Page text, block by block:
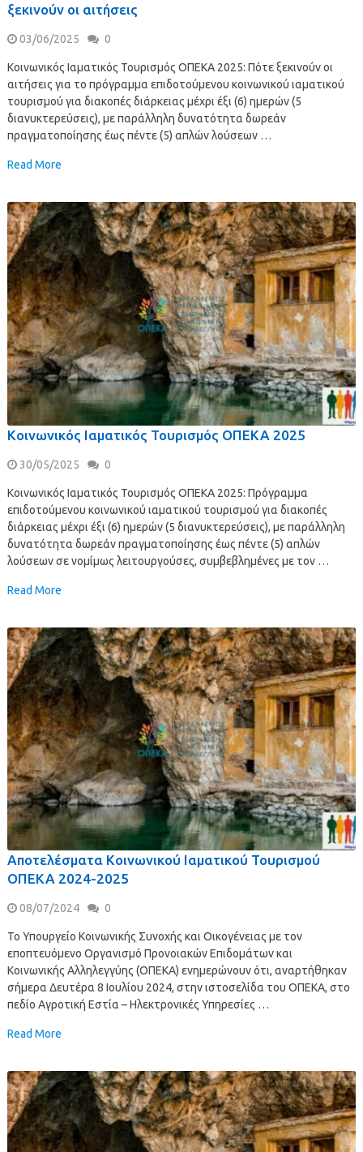
ξεκινούν οι αιτήσεις
03/06/2025 0
Κοινωνικός Ιαματικός Τουρισμός ΟΠΕΚΑ 2025: Πότε ξεκινούν οι
αιτήσεις για το πρόγραμμα επιδοτούμενου κοινωνικού ιαματικού
τουρισμού για διακοπές διάρκειας μέχρι έξι (6) ημερών (5
διανυκτερεύσεις), με παράλληλη δυνατότητα δωρεάν
πραγματοποίησης έως πέντε (5) απλών λούσεων …
Read More
Κοινωνικός Ιαματικός Τουρισμός ΟΠΕΚΑ 2025
30/05/2025 0
Κοινωνικός Ιαματικός Τουρισμός ΟΠΕΚΑ 2025: Πρόγραμμα
επιδοτούμενου κοινωνικού ιαματικού τουρισμού για διακοπές
διάρκειας μέχρι έξι (6) ημερών (5 διανυκτερεύσεις), με παράλληλη
δυνατότητα δωρεάν πραγματοποίησης έως πέντε (5) απλών
λούσεων σε νομίμως λειτουργούσες, συμβεβλημένες με τον …
Read More
Αποτελέσματα Κοινωνικού Ιαματικού Τουρισμού
ΟΠΕΚΑ 2024-2025
08/07/2024 0
Το Υπουργείο Κοινωνικής Συνοχής και Οικογένειας με τον
εποπτευόμενο Οργανισμό Προνοιακών Επιδομάτων και
Κοινωνικής Αλληλεγγύης (ΟΠΕΚΑ) ενημερώνουν ότι, αναρτήθηκαν
σήμερα Δευτέρα 8 Ιουλίου 2024, στην ιστοσελίδα του ΟΠΕΚΑ, στο
πεδίο Αγροτική Εστία – Ηλεκτρονικές Υπηρεσίες …
Read More